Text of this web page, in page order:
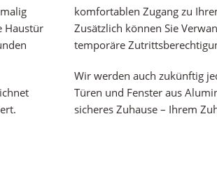
Haustür
komfortablen Zugang zu
Zusätzlich können Sie
temporäre
Wir werden auch zukünftig
Türen und Fenster aus
sicheres Zuhause – Ihrem